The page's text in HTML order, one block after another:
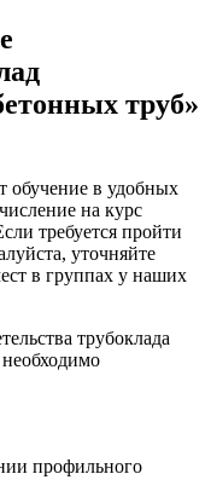
труб»
обучение в удобных
на курс
требуется пройти
уточняйте
в группах у наших
трубоклада
профильного